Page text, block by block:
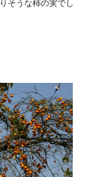
そうな柿の実でし